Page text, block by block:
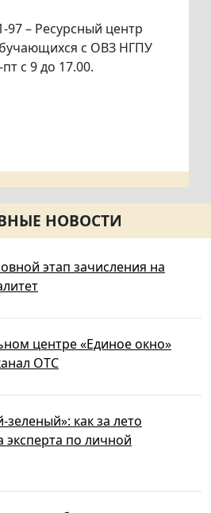
97 – Ресурсный центр
с ОВЗ НГПУ
с 9 до 17.00.
НОВОСТИ
этап зачисления на
центре «Единое окно»
ОТС
как за лето
эксперта по личной